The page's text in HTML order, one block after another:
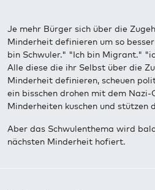
Je mehr Bürger sich über die
Minderheit definieren um so
bin Schwuler." "Ich bin Migrant."
Alle diese die ihr Selbst über die
Minderheit definieren, scheuen
ein bisschen drohen mit dem Nazi-
Minderheiten kuschen und stützen
Aber das Schwulenthema wird
nächsten Minderheit hofiert.